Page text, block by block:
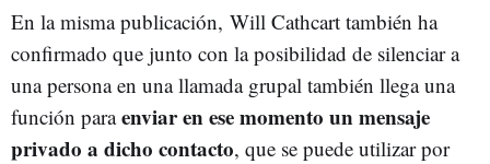
En la misma publicación, Will Cathcart también ha
confirmado que junto con la posibilidad de silenciar a
una persona en una llamada grupal también llega una
función paraenviar en ese momento un mensaje
privado a dicho contacto, que se puede utilizar por